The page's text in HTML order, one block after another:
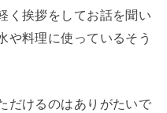
く挨拶をしてお話を聞い
や料理に使っているそう
だけるのはありがたいで